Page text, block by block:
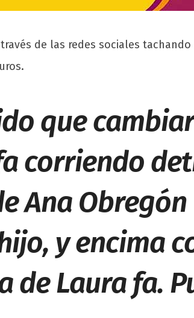
de las redes sociales tachando
que
corriendo
Ana Obregón
y encima
de Laura fa.